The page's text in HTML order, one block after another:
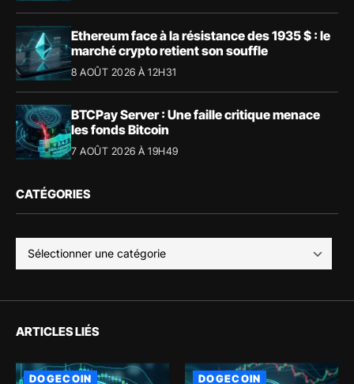
Ethereum face à la résistance des 1935 $ : le
marché crypto retient son souffle
8 AOÛT 2026 À 12H31
BTCPay Server : Une faille critique menace
les fonds Bitcoin
7 AOÛT 2026 À 19H49
CATÉGORIES
ARTICLES LIÉS
DOGECOIN DOGECOIN